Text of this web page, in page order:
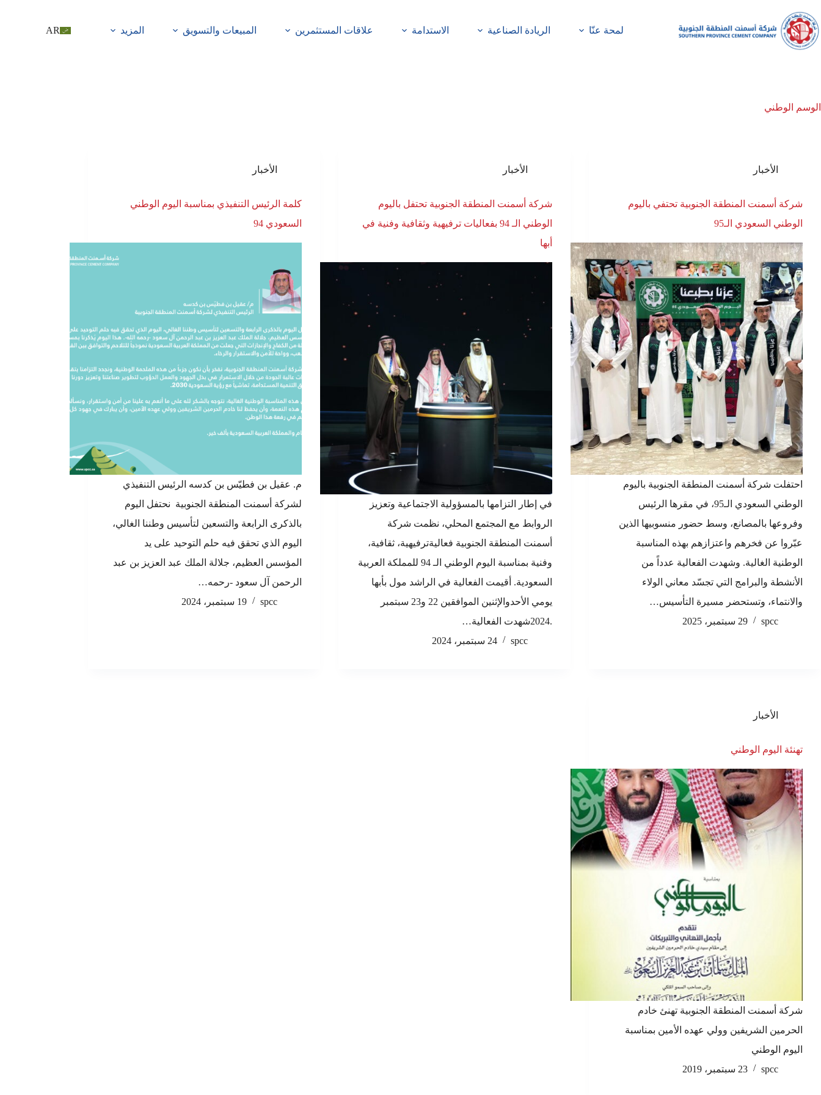
لمحة عنّا الريادة الصناعية الاستدامة علاقات المستثمرين المبيعات والتسويق المزيد AR
الوسم الوطني
الأخبار
شركة أسمنت المنطقة الجنوبية تحتفي باليوم
الوطني السعودي الـ95
احتفلت شركة أسمنت المنطقة الجنوبية باليوم
الوطني السعودي الـ95، في مقرها الرئيس
وفروعها بالمصانع، وسط حضور منسوبيها الذين
عبّروا عن فخرهم واعتزازهم بهذه المناسبة
الوطنية الغالية. وشهدت الفعالية عدداً من
الأنشطة والبرامج التي تجسّد معاني الولاء
والانتماء، وتستحضر مسيرة التأسيس…
spcc
29 سبتمبر، 2025
الأخبار
شركة أسمنت المنطقة الجنوبية تحتفل باليوم
الوطني الـ 94 بفعاليات ترفيهية وثقافية وفنية في
أبها
في إطار التزامها بالمسؤولية الاجتماعية وتعزيز
الروابط مع المجتمع المحلي، نظمت شركة
أسمنت المنطقة الجنوبية فعاليةترفيهية، ثقافية،
وفنية بمناسبة اليوم الوطني الـ 94 للمملكة العربية
السعودية. أقيمت الفعالية في الراشد مول بأبها
يومي الأحدوالإثنين الموافقين 22 و23 سبتمبر
.2024شهدت الفعالية…
spcc
24 سبتمبر، 2024
الأخبار
كلمة الرئيس التنفيذي بمناسبة اليوم الوطني
السعودي 94
م. عقيل بن فطيّس بن كدسه الرئيس التنفيذي
لشركة أسمنت المنطقة الجنوبية نحتفل اليوم
بالذكرى الرابعة والتسعين لتأسيس وطننا الغالي،
اليوم الذي تحقق فيه حلم التوحيد على يد
المؤسس العظيم، جلالة الملك عبد العزيز بن عبد
الرحمن آل سعود -رحمه…
spcc
19 سبتمبر، 2024
الأخبار
تهنئة اليوم الوطني
شركة أسمنت المنطقة الجنوبية تهنئ خادم
الحرمين الشريفين وولي عهده الأمين بمناسبة
اليوم الوطني
spcc
23 سبتمبر، 2019